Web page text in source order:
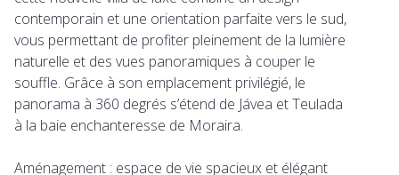
contemporain et une orientation parfaite vers le sud,
vous permettant de profiter pleinement de la lumière
naturelle et des vues panoramiques à couper le
souffle. Grâce à son emplacement privilégié, le
panorama à 360 degrés s’étend de Jávea et Teulada
à la baie enchanteresse de Moraira.
Aménagement : espace de vie spacieux et élégant